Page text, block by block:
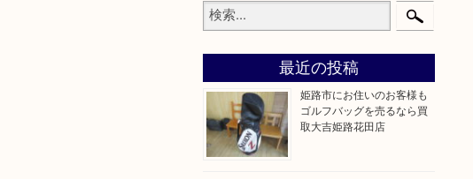
最近の投稿
姫路市にお住いのお客様も
ゴルフバッグを売るなら買
取大吉姫路花田店